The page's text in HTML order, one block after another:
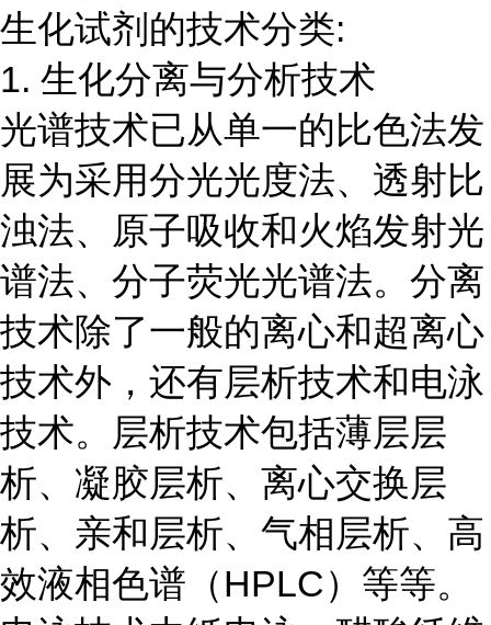
生化试剂的技术分类:
1. 生化分离与分析技术
光谱技术已从单一的比色法发
展为采用分光光度法、透射比
浊法、原子吸收和火焰发射光
谱法、分子荧光光谱法。分离
技术除了一般的离心和超离心
技术外，还有层析技术和电泳
技术。层析技术包括薄层层
析、凝胶层析、离心交换层
析、亲和层析、气相层析、高
效液相色谱（HPLC）等等。